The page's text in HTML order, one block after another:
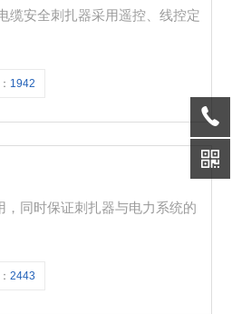
缆安全刺扎器采用遥控、线控定
1942
同时保证刺扎器与电力系统的
2443